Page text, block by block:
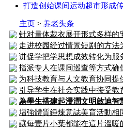
打造创始课间运动超市形成
主页 > 养老头条
针对量体裁衣展开形式多样的
走进校园经过情景短剧的方法
讲促学把学思想成效转化为服
指派专人在课间巡查等方式确
为科技教育与人文教育协同提
引导学生在社会实践中接受教
為學生搭建起浸潤文明啟迪智
增強體質錘煉意誌美育活動相
讓每壹片小葉都能在這片溫暖